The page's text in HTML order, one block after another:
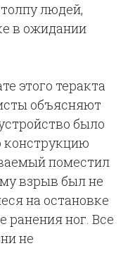
людей,
в ожидании
этого теракта
объясняют
было
поместил
взрыв был не
на остановке
ранения ног. Все
не